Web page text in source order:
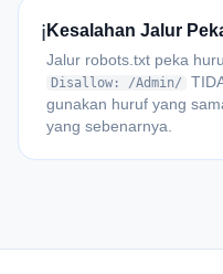
ℹ️ Kesalahan Jalur
Jalur robots.txt peka
Disallow: /Admin/
gunakan huruf yang
yang sebenarnya.